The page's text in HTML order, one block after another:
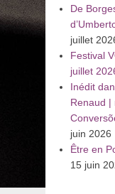
De
juillet
Festival
juillet
Inédit
Renaud |
juin 2026
Être en
15 juin